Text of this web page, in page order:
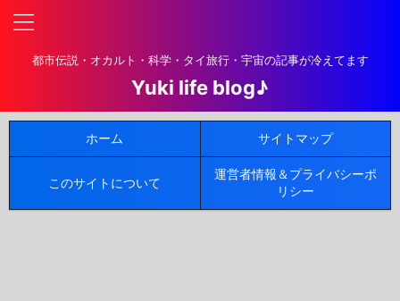
都市伝説・オカルト・科学・タイ旅行・宇宙の記事が冷えてます
Yuki life blog♪
ホーム サイトマップ
このサイトについて
運営者情報＆プライバシーポ
リシー